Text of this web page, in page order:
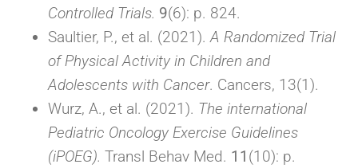
Controlled Trials. 9(6): p. 824.
Saultier, P., et al. (2021).A Randomized Trial
of Physical Activity in Children and
Adolescents with Cancer. Cancers, 13(1).
Wurz, A., et al. (2021). The international
Pediatric Oncology Exercise Guidelines
(iPOEG). Transl Behav Med. 11 (10): p.